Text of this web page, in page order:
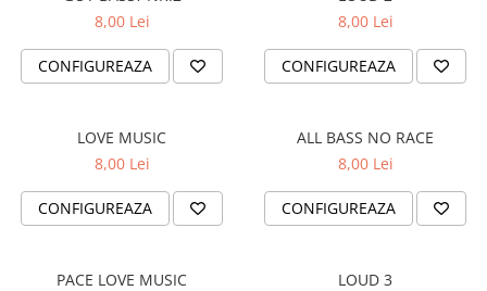
MERCEDES CAMIOANE
VOLVO CAMIOANE
18+ STICKER
4X4/OFF ROAD STICKER
BABY ON BOARD
CAR AUDIO
8,00 Lei
CONFIGUREAZA
8,00 Lei
CONFIGUREAZA
LOVE MUSIC
8,00 Lei
CONFIGUREAZA
ALL BASS NO RACE
8,00 Lei
CONFIGUREAZA
PACE LOVE MUSIC
LOUD 3